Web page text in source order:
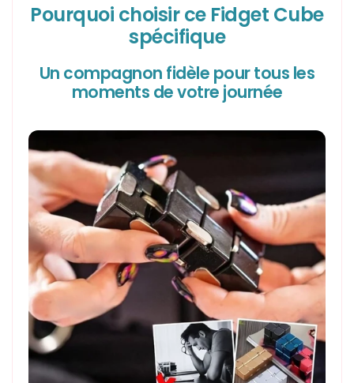
Pourquoi choisir ce Fidget Cube
spécifique
Un compagnon fidèle pour tous les
moments de votre journée